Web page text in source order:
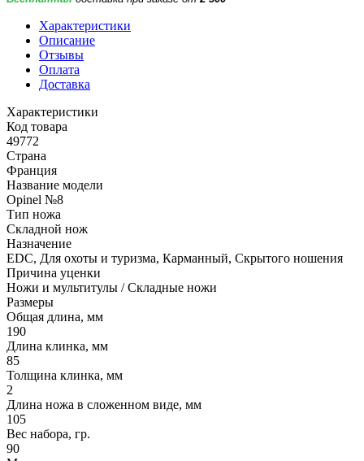
Характеристики
Описание
Отзывы
Оплата
Доставка
Характеристики
Код товара
49772
Страна
Франция
Название модели
Opinel №8
Тип ножа
Складной нож
Назначение
EDC, Для охоты и туризма, Карманный, Скрытого ношения
Причина уценки
Ножи и мультитулы / Складные ножи
Размеры
Общая длина, мм
190
Длина клинка, мм
85
Толщина клинка, мм
2
Длина ножа в сложенном виде, мм
105
Вес набора, гр.
90